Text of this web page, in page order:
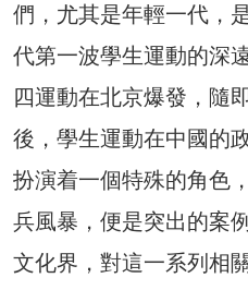
們，尤其是年輕一代，
代第一波學生運動的深
四運動在北京爆發，隨
後，學生運動在中國的
扮演着一個特殊的角色
兵風暴，便是突出的案
文化界，對這一系列相